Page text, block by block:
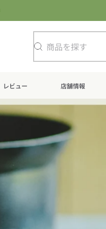
検
索
レビュー 店舗情報